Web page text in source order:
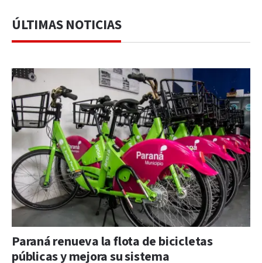
ÚLTIMAS NOTICIAS
Paraná renueva la flota de bicicletas
públicas y mejora su sistema